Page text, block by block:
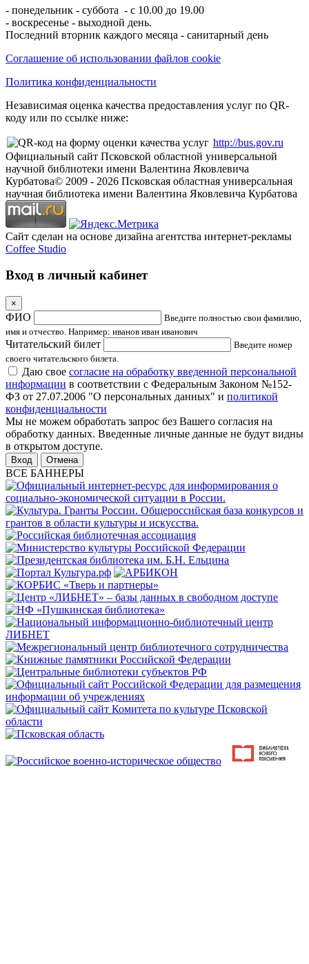
- понедельник - суббота - с 10.00 до 19.00
- воскресенье - выходной день.
Последний вторник каждого месяца - санитарный день
Соглашение об использовании файлов cookie
Политика конфиденциальности
Независимая оценка качества предоставления услуг по QR-
коду или по ссылке ниже:
http://bus.gov.ru
Официальный сайт Псковской областной универсальной
научной библиотеки имени Валентина Яковлевича
Курбатова© 2009 - 2026 Псковская областная универсальная
научная библиотека имени Валентина Яковлевича Курбатова
Сайт сделан на основе дизайна агентства интернет-рекламы
Coffee Studio
Вход в личный кабинет
×
ФИО
Введите полностью свои фамилию,
имя и отчество. Например: иванов иван иванович
Читательский билет
Введите номер
своего читательского билета.
Даю свое согласие на обработку введенной персональной
информации в соответствии с Федеральным Законом №152-
ФЗ от 27.07.2006 "О персональных данных" и политикой
конфиденциальности
Мы не можем обработать запрос без Вашего согласия на
обработку данных. Введенные личные данные не будут видны
в открытом доступе.
Отмена
ВСЕ БАННЕРЫ